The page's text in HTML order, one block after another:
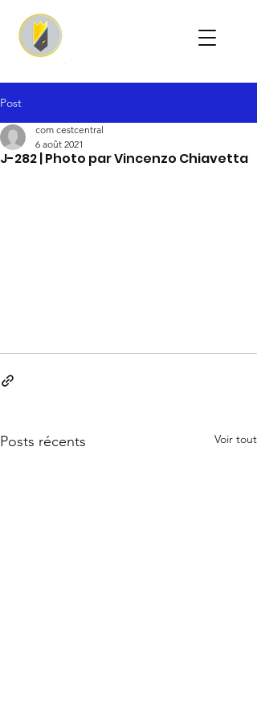
Post
J-282 | Photo par Vincenzo Chiavetta
com cestcentral
6 août 2021
Posts récents Voir tout